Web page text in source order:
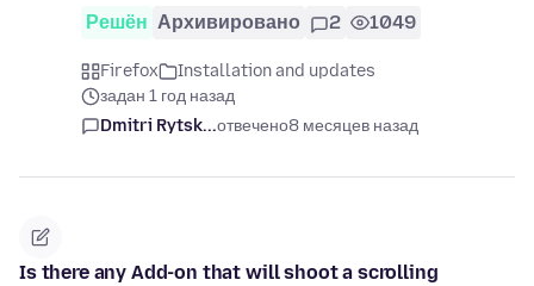
Решён Архивировано 2 1049
Firefox
Installation and updates
задан 1 год назад
Dmitri Rytsk...отвечено8 месяцев назад
Is there any Add-on that will shoot a scrolling